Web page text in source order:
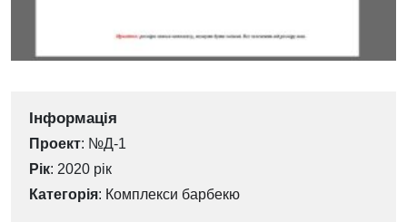
Інформація
Проект: №Д-1
Рік: 2020 рік
Категорія: Комплекси барбекю